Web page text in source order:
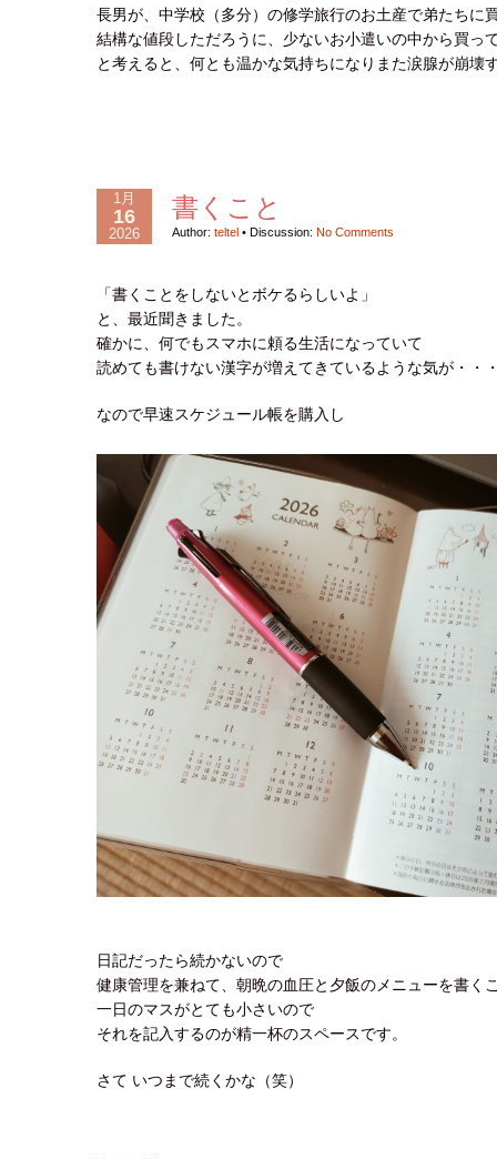
長男が、中学校（多分）の修学旅行のお土産で弟たちに
結構な値段しただろうに、少ないお小遣いの中から買っ
と考えると、何とも温かな気持ちになりまた涙腺が崩壊
1月
16
2026
書くこと
Author: teltel • Discussion: No Comments
「書くことをしないとボケるらしいよ」
と、最近聞きました。
確かに、何でもスマホに頼る生活になっていて
読めても書けない漢字が増えてきているような気が・・
なので早速スケジュール帳を購入し
日記だったら続かないので
健康管理を兼ねて、朝晩の血圧と夕飯のメニューを書く
一日のマスがとても小さいので
それを記入するのが精一杯のスペースです。
さて いつまで続くかな（笑）